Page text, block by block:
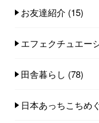
お友達紹介 (15)
エフェクチュエー
田舎暮らし (78)
日本あっちこちめ